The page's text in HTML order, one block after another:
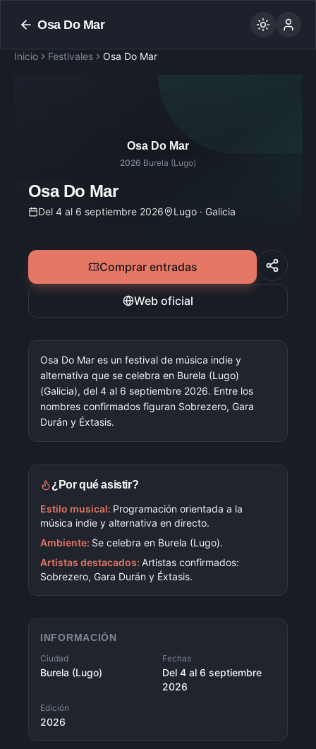
Osa Do Mar
Inicio Festivales Osa Do Mar
Osa Do Mar
2026·Burela (Lugo)
Osa Do Mar
Del 4 al 6 septiembre 2026 Lugo · Galicia
Comprar entradas
Web oficial
Osa Do Mar es un festival de música indie y
alternativa que se celebra en Burela (Lugo)
(Galicia), del 4 al 6 septiembre 2026. Entre los
nombres confirmados figuran Sobrezero, Gara
Durán y Éxtasis.
¿Por qué asistir?
Estilo musical: Programación orientada a la
música indie y alternativa en directo.
Ambiente: Se celebra en Burela (Lugo).
Artistas destacados: Artistas confirmados:
Sobrezero, Gara Durán y Éxtasis.
INFORMACIÓN
Ciudad
Burela (Lugo)
Fechas
Del 4 al 6 septiembre
2026
Edición
2026